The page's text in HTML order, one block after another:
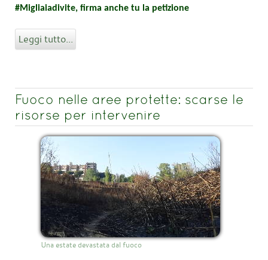
#Migliaiadivite, firma anche tu la petizione
Leggi tutto...
Fuoco nelle aree protette: scarse le
risorse per intervenire
Una estate devastata dal fuoco